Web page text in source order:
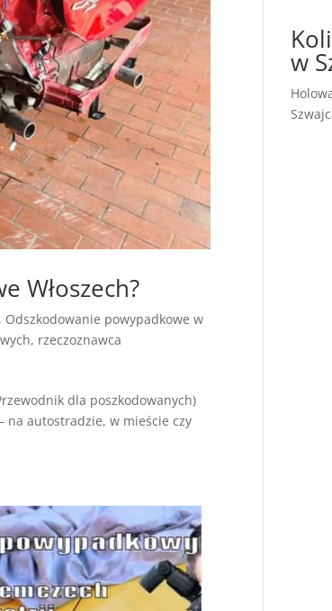
Włoszech?
, Odszkodowanie powypadkowe w
, rzeczoznawca
dla poszkodowanych)
na autostradzie, w mieście czy
w